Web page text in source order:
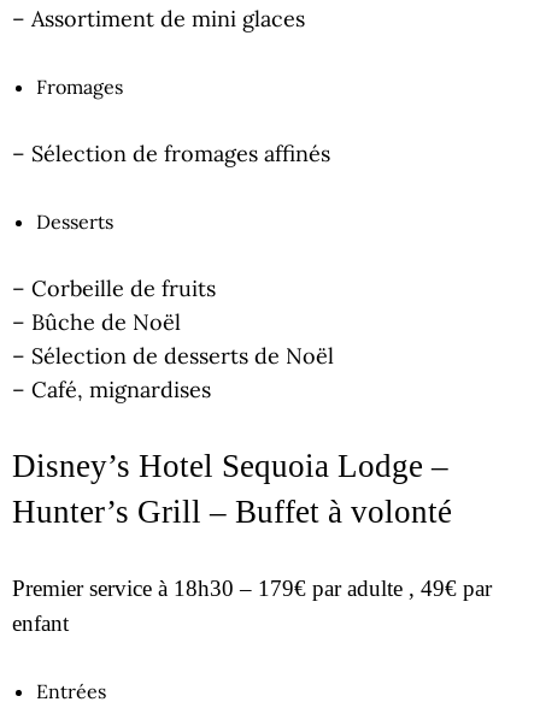
– Assortiment de mini glaces
Fromages
– Sélection de fromages affinés
Desserts
– Corbeille de fruits
– Bûche de Noël
– Sélection de desserts de Noël
– Café, mignardises
Disney’s Hotel Sequoia Lodge –
Hunter’s Grill – Buffet à volonté
Premier service à 18h30 – 179€ par adulte , 49€ par
enfant
Entrées